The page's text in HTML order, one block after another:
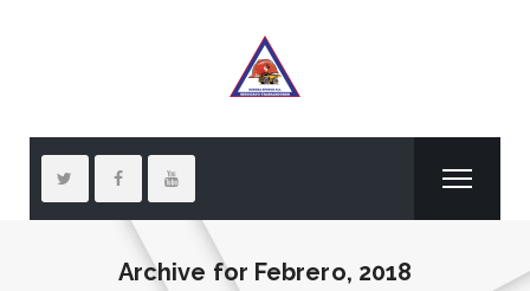
Archive for Febrero, 2018